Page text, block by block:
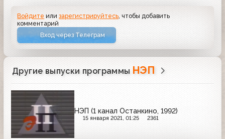
Войдите илизарегистрируйтесь , чтобы добавить
комментарий
Вход через Телеграм
Другие выпуски программы НЭП
НЭП (1 канал Останкино, 1992)
15 января 2021, 01:25 2361